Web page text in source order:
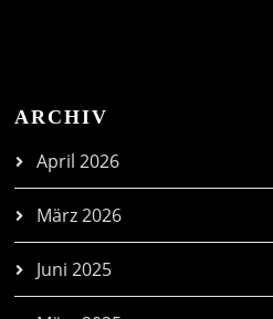
ARCHIV
April 2026
März 2026
Juni 2025